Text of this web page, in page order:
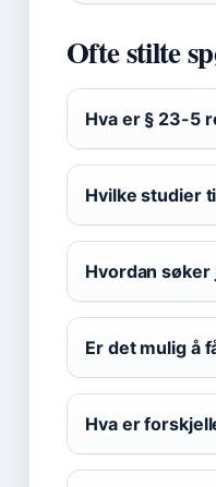
Ofte stilte
Hva er § 23-5
Hvilke studier
Hvordan søker
Er det mulig å
Hva er